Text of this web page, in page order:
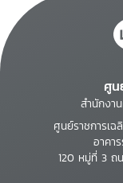
ศูน
สำนักงา
ศูนย์ราชการเ
อาคา
120 หมู่ที่ 3 ถ